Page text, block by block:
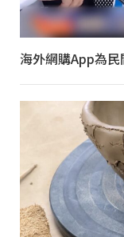
海外網購App為